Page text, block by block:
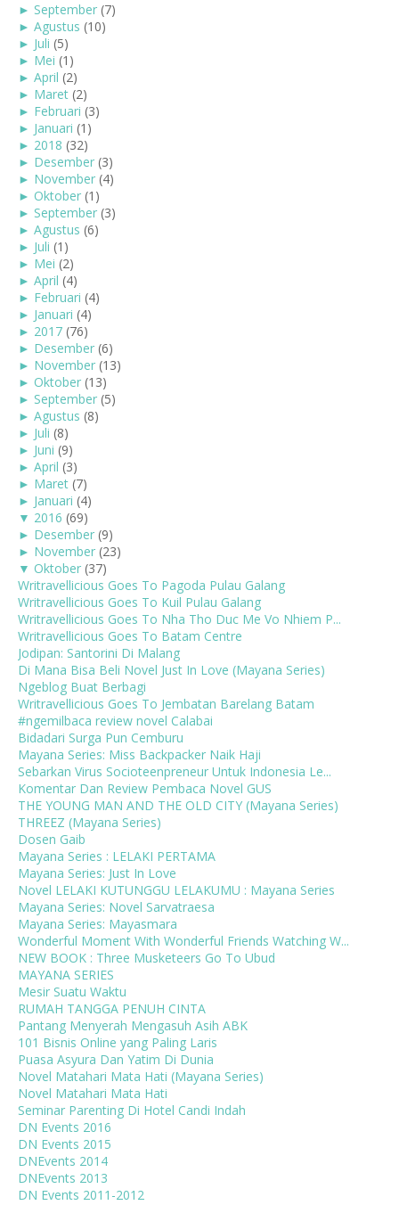
► September (7)
► Agustus (10)
► Juli (5)
► Mei (1)
► April (2)
► Maret (2)
► Februari (3)
► Januari (1)
► 2018 (32)
► Desember (3)
► November (4)
► Oktober (1)
► September (3)
► Agustus (6)
► Juli (1)
► Mei (2)
► April (4)
► Februari (4)
► Januari (4)
► 2017 (76)
► Desember (6)
► November (13)
► Oktober (13)
► September (5)
► Agustus (8)
► Juli (8)
► Juni (9)
► April (3)
► Maret (7)
► Januari (4)
▼ 2016 (69)
► Desember (9)
► November (23)
▼ Oktober (37)
Writravellicious Goes To Pagoda Pulau Galang
Writravellicious Goes To Kuil Pulau Galang
Writravellicious Goes To Nha Tho Duc Me Vo Nhiem P...
Writravellicious Goes To Batam Centre
Jodipan: Santorini Di Malang
Di Mana Bisa Beli Novel Just In Love (Mayana Series)
Ngeblog Buat Berbagi
Writravellicious Goes To Jembatan Barelang Batam
#ngemilbaca review novel Calabai
Bidadari Surga Pun Cemburu
Mayana Series: Miss Backpacker Naik Haji
Sebarkan Virus Socioteenpreneur Untuk Indonesia Le...
Komentar Dan Review Pembaca Novel GUS
THE YOUNG MAN AND THE OLD CITY (Mayana Series)
THREEZ (Mayana Series)
Dosen Gaib
Mayana Series : LELAKI PERTAMA
Mayana Series: Just In Love
Novel LELAKI KUTUNGGU LELAKUMU : Mayana Series
Mayana Series: Novel Sarvatraesa
Mayana Series: Mayasmara
Wonderful Moment With Wonderful Friends Watching W...
NEW BOOK : Three Musketeers Go To Ubud
MAYANA SERIES
Mesir Suatu Waktu
RUMAH TANGGA PENUH CINTA
Pantang Menyerah Mengasuh Asih ABK
101 Bisnis Online yang Paling Laris
Puasa Asyura Dan Yatim Di Dunia
Novel Matahari Mata Hati (Mayana Series)
Novel Matahari Mata Hati
Seminar Parenting Di Hotel Candi Indah
DN Events 2016
DN Events 2015
DNEvents 2014
DNEvents 2013
DN Events 2011-2012